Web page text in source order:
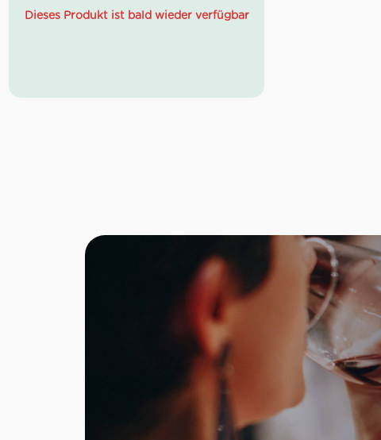
CastelGiocondo noch über 25 Jahre vor
Dieses Produkt ist bald wieder verfügbar